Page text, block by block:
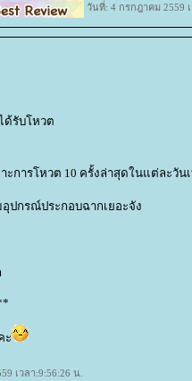
วันที่: 4 กรกฎาคม 2559
ด้รับโหวต
การโหวต 10 ครั้งล่าสุดในแต่ละวัน
ปกรณ์ประกอบฉากเยอะจัง
ะ
เวลา:9:56:26 น.